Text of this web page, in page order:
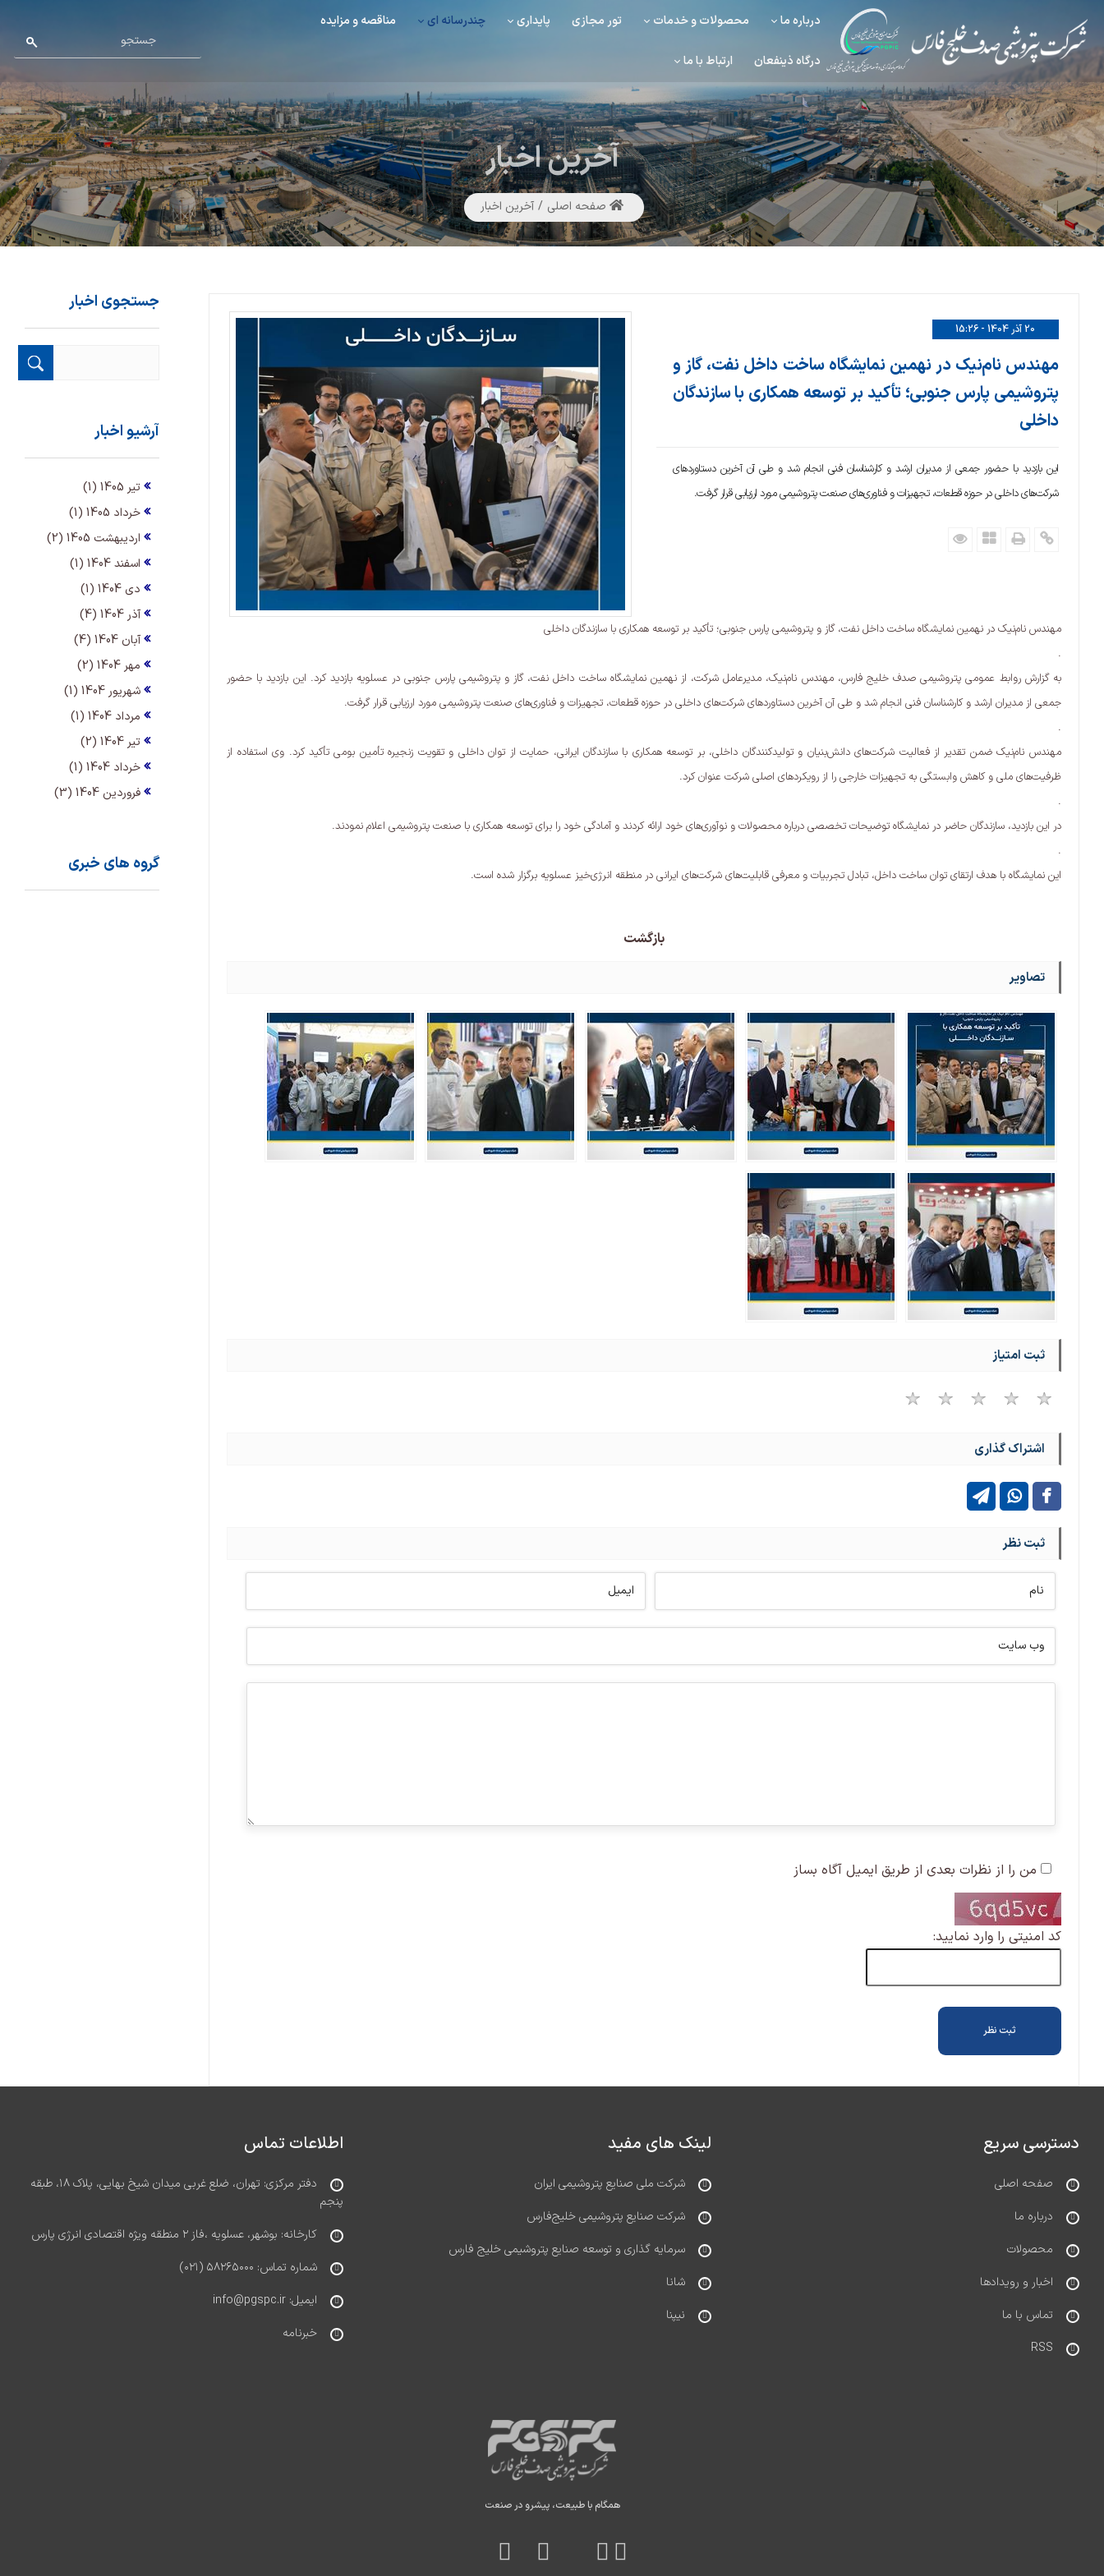
درباره ما محصولات و خدمات تور مجازی پایداری چندرسانه ای مناقصه و مزایده
درگاه ذینفعان ارتباط با ما
آخریناخبار
صفحه اصلی آخرین اخبار
20 آذر 1404 - 15:26
مهندس نام‌نیک در نهمین نمایشگاه ساخت داخل نفت، گاز و
پتروشیمی پارس جنوبی؛ تأکید بر توسعه همکاری با سازندگان
داخلی
این بازدید با حضور جمعی از مدیران ارشد و کارشناسان فنی انجام شد و طی آن آخرین دستاوردهای
شرکت‌های داخلی در حوزه قطعات، تجهیزات و فناوری‌های صنعت پتروشیمی مورد ارزیابی قرار گرفت.
مهندس نام‌نیک در نهمین نمایشگاه ساخت داخل نفت، گاز و پتروشیمی پارس جنوبی؛ تأکید بر توسعه همکاری با سازندگان داخلی
.
به گزارش روابط عمومی پتروشیمی صدف خلیج فارس، مهندس نام‌نیک، مدیرعامل شرکت، از نهمین نمایشگاه ساخت داخل نفت، گاز و پتروشیمی پارس جنوبی در عسلویه بازدید کرد. این بازدید با حضور
جمعی از مدیران ارشد و کارشناسان فنی انجام شد و طی آن آخرین دستاوردهای شرکت‌های داخلی در حوزه قطعات، تجهیزات و فناوری‌های صنعت پتروشیمی مورد ارزیابی قرار گرفت.
.
مهندس نام‌نیک ضمن تقدیر از فعالیت شرکت‌های دانش‌بنیان و تولیدکنندگان داخلی، بر توسعه همکاری با سازندگان ایرانی، حمایت از توان داخلی و تقویت زنجیره تأمین بومی تأکید کرد. وی استفاده از
ظرفیت‌های ملی و کاهش وابستگی به تجهیزات خارجی را از رویکردهای اصلی شرکت عنوان کرد.
.
در این بازدید، سازندگان حاضر در نمایشگاه توضیحات تخصصی درباره محصولات و نوآوری‌های خود ارائه کردند و آمادگی خود را برای توسعه همکاری با صنعت پتروشیمی اعلام نمودند.
.
این نمایشگاه با هدف ارتقای توان ساخت داخل، تبادل تجربیات و معرفی قابلیت‌های شرکت‌های ایرانی در منطقه انرژی‌خیز عسلویه برگزار شده است.
بازگشت
تصاویر
ثبت امتیاز
اشتراک گذاری
ثبت نظر
من را از نظرات بعدی از طریق ایمیل آگاه بساز
کد امنیتی را وارد نمایید:
جستجوی اخبار
آرشیو اخبار
تیر 1405 (1)
خرداد 1405 (1)
اردیبهشت 1405 (2)
اسفند 1404 (1)
دی 1404 (1)
آذر 1404 (4)
آبان 1404 (4)
مهر 1404 (2)
شهریور 1404 (1)
مرداد 1404 (1)
تیر 1404 (2)
خرداد 1404 (1)
فروردین 1404 (3)
گروه های خبری
دسترسی سریع
صفحه اصلی
درباره ما
محصولات
اخبار و رویدادها
تماس با ما
RSS
لینک های مفید
شرکت ملی صنایع پتروشیمی ایران
شرکت صنایع پتروشیمی خلیج‌فارس
سرمایه گذاری و توسعه صنایع پتروشیمی خلیج فارس
شانا
نیپنا
اطلاعات تماس
دفتر مرکزی: تهران، ضلع غربی میدان شیخ بهایی، پلاک ۱۸، طبقه
پنجم
کارخانه: بوشهر، عسلویه ،فاز ۲ منطقه ویژه اقتصادی انرژی پارس
شماره تماس: ۵۸۲۶۵۰۰۰ (۰۲۱)
ایمیل: info@pgspc.ir
خبرنامه
همگام با طبیعت، پیشرو در صنعت